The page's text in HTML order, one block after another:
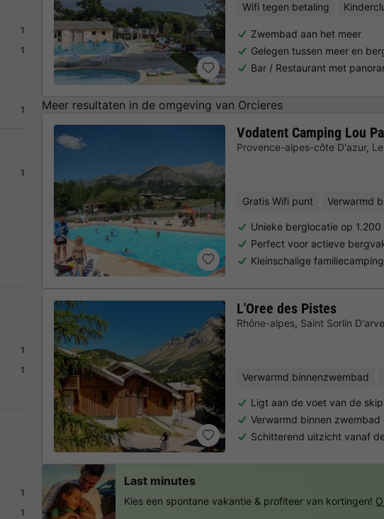
1
1
1
1
1
1
1
1
Wifi tegen betaling
Zwembad aan het meer
Gelegen tussen meer en
Bar / Restaurant met
Meer resultaten in de omgeving van Orcieres
Vodatent Camping Lou
Provence-alpes-côte D'azur,
Gratis Wifi punt Verwarmd
Unieke berglocatie op
Perfect voor actieve
Kleinschalige
L'Oree des Pistes
Rhône-alpes, Saint Sorlin
Verwarmd binnenzwembad
Ligt aan de voet van de
Verwarmd binnen zwembad
Schitterend uitzicht vanaf
Last minutes
Kies een spontane vakantie & profiteer van kortingen!